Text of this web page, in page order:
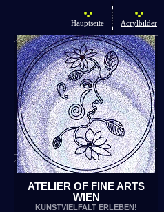
Hauptseite Acrylbilder
ATELIER OF FINE ARTS
WIEN
KUNSTVIELFALT ERLEBEN!